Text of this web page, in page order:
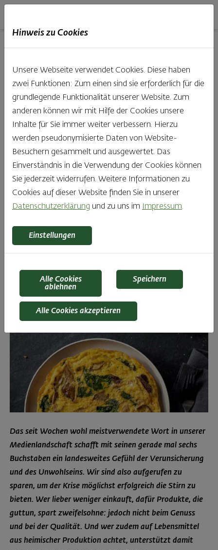
07.11.2022
Butterbrot – Die
Zeitschrift für
Brotgenießer Nr.
8
Das seit Wochen wohl meistverwendete Wort in unserer
Medienlandschaft schafft mit seinen gerade mal sechs
Buchstaben ein landesweites Gefühl der Verunsicherung
und des Unwohlseins. Wir sind also aufgerufen zu
sparen, um der Krise möglichst erfolgreich die Stirn zu
bieten. Wer lieber weniger einkauft, dafür Produkte, die
guttun, spart zweifelsohne: jedoch nicht beim Genuss
und bei der Qualität. Und wer zudem auf Lebensmittel
aus heimischer Produktion achtet, unterstützt damit
Hinweis zu Cookies
Unsere Webseite verwendet Cookies. Diese haben
zwei Funktionen: Zum einen sind sie erforderlich für die
grundlegende Funktionalität unserer Website. Zum
anderen können wir mit Hilfe der Cookies unsere
Inhalte für Sie immer weiter verbessern. Hierzu
werden pseudonymisierte Daten von Website-
Besuchern gesammelt und ausgewertet. Das
Einverständnis in die Verwendung der Cookies können
Sie jederzeit widerrufen. Weitere Informationen zu
Cookies auf dieser Website finden Sie in unserer
Datenschutzerklärung und zu uns im Impressum.
Einstellungen
Alle Cookies
ablehnen
Speichern
Alle Cookies akzeptieren